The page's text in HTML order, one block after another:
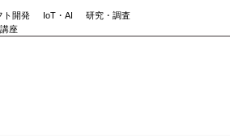
ト開発 IoT・AI
研究・調査
座